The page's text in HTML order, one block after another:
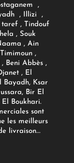
,
, Illizi ,
, Tindouf
, Souk
, Ain
,
Beni Abbès ,
, El
Bayadh, Ksar
Bir El
Boukhari.
sont
les meilleurs
livraison...